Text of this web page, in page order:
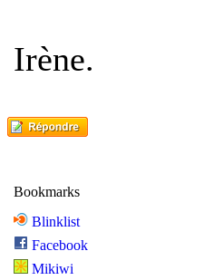
Irène.
Bookmarks
Blinklist
Facebook
Mikiwi